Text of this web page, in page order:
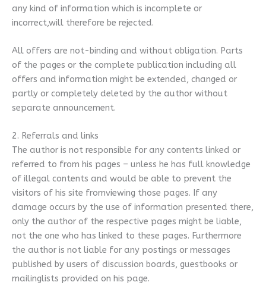
any kind of information which is incomplete or
incorrect,will therefore be rejected.
All offers are not-binding and without obligation. Parts
of the pages or the complete publication including all
offers and information might be extended, changed or
partly or completely deleted by the author without
separate announcement.
2. Referrals and links
The author is not responsible for any contents linked or
referred to from his pages – unless he has full knowledge
of illegal contents and would be able to prevent the
visitors of his site fromviewing those pages. If any
damage occurs by the use of information presented there,
only the author of the respective pages might be liable,
not the one who has linked to these pages. Furthermore
the author is not liable for any postings or messages
published by users of discussion boards, guestbooks or
mailinglists provided on his page.